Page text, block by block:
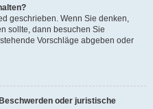
geschrieben. Wenn Sie denken,
sollte, dann besuchen Sie
Vorschläge abgeben oder
oder juristische